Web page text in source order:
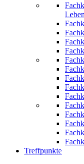
Treffpunkte